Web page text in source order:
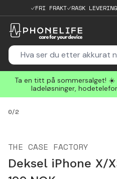
FRI FRAKT RASK
Ta en titt på sommersalget!
ladeløsninger,
0/2
THE CASE FACTORY
Deksel iPhone X/